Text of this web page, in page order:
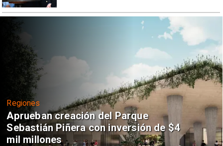
Regiones
Aprueban creación del Parque
Sebastián Piñera con inversión de $4
mil millones